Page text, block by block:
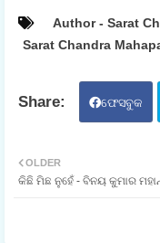
Author - Sarat
Sarat Chandra
ଫେସବୁକ
OLDER
କିଛି ମିଛ ନୁହେଁ - ବିନୟ କୁମାର